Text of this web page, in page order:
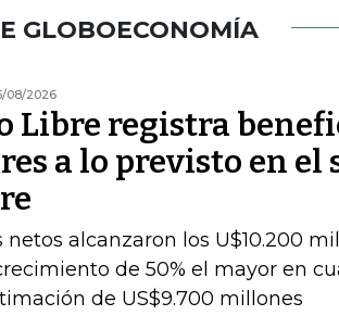
GLOBOECONOMÍA
08/2026
Libre registra
a lo previsto en el
netos alcanzaron los U$10.200
de 50% el mayor en
de US$9.700 millones